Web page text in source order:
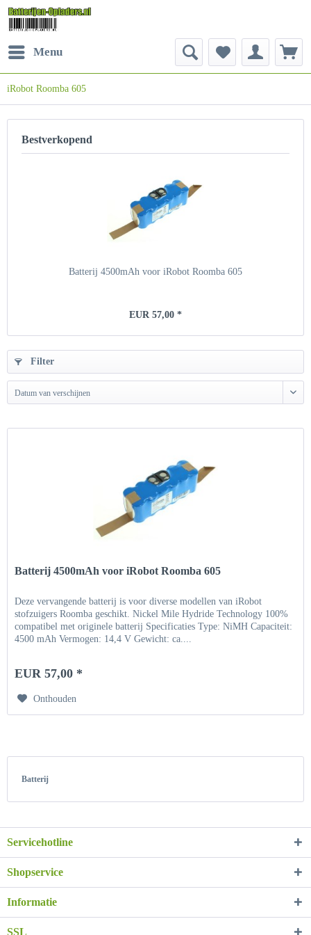
Menu
iRobot Roomba 605
Bestverkopend
Batterij 4500mAh voor iRobot Roomba 605
EUR 57,00 *
Filter
Datum van verschijnen
Batterij 4500mAh voor iRobot Roomba 605
Deze vervangende batterij is voor diverse modellen van iRobot
stofzuigers Roomba geschikt. Nickel Mile Hydride Technology 100%
compatibel met originele batterij Specificaties Type: NiMH Capaciteit:
4500 mAh Vermogen: 14,4 V Gewicht: ca....
EUR 57,00 *
Onthouden
Batterij
Servicehotline
Shopservice
Informatie
SSL